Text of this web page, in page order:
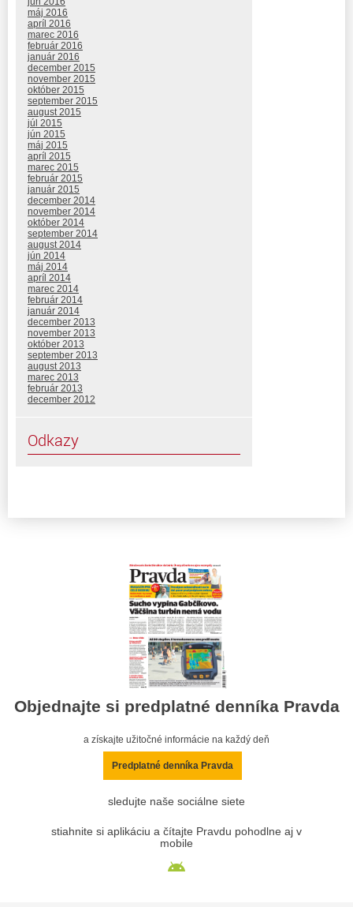
máj 2016
apríl 2016
marec 2016
február 2016
január 2016
december 2015
november 2015
október 2015
september 2015
august 2015
júl 2015
jún 2015
máj 2015
apríl 2015
marec 2015
február 2015
január 2015
december 2014
november 2014
október 2014
september 2014
august 2014
jún 2014
máj 2014
apríl 2014
marec 2014
február 2014
január 2014
december 2013
november 2013
október 2013
september 2013
august 2013
marec 2013
február 2013
december 2012
Odkazy
Objednajte si predplatné denníka Pravda
a získajte užitočné informácie na každý deň
Predplatné denníka Pravda
sledujte naše sociálne siete
stiahnite si aplikáciu a čítajte Pravdu pohodlne aj v
mobile